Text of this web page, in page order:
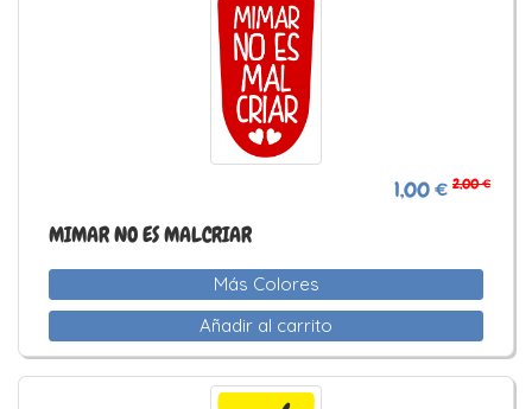
1,00 € 2,00 €
MIMAR NO ES MALCRIAR
Más Colores
Añadir al carrito